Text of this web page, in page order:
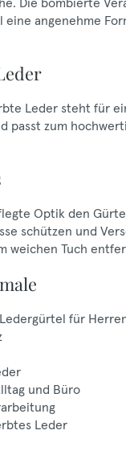
angenehme
Leder steht für
passt zum
Optik den
schützen und
weichen Tuch
Ledergürtel für
und Büro
Leder